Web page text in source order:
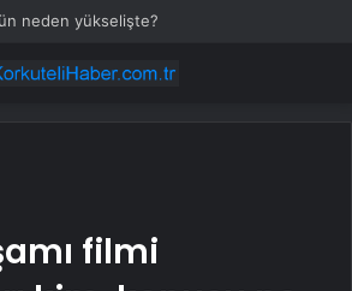
neden yükselişte?
filmi